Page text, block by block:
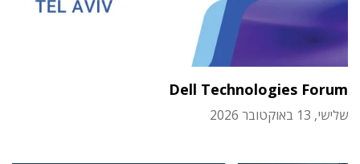
Dell Technologies Forum
שלישי, 13 באוקטובר 2026